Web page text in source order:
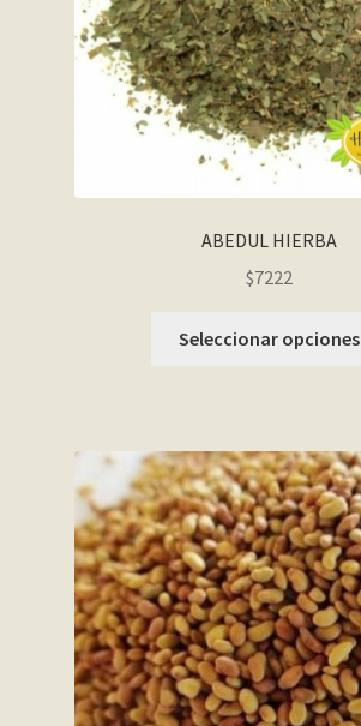
Home shop 3 – organic
Home shop 4 – wine
Privacy Policy
Sample Page
Tienda
ABEDUL HIERBA
$7222
Seleccionar opciones